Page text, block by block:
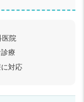
医院
療
対応